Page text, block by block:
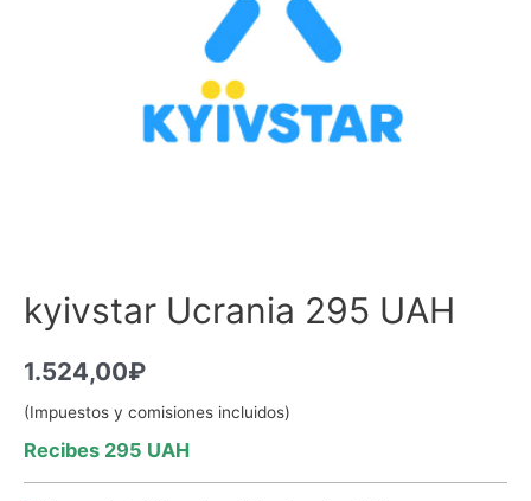
kyivstar Ucrania 295 UAH
1.524,00₽
(Impuestos y comisiones incluidos)
Recibes 295 UAH